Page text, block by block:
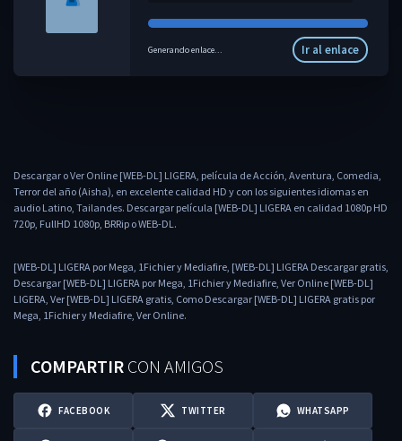
Generando enlace... Ir al enlace
Descargar o Ver Online [WEB-DL] LIGERA, película de Acción, Aventura, Comedia,
Terror del año (Aisha), en excelente calidad HD y con los siguientes idiomas en
audio Latino, Tailandes. Descargar película [WEB-DL] LIGERA en calidad 1080p HD
720p, FullHD 1080p, BRRip o WEB-DL.
[WEB-DL] LIGERA por Mega, 1Fichier y Mediafire, [WEB-DL] LIGERA Descargar gratis,
Descargar [WEB-DL] LIGERA por Mega, 1Fichier y Mediafire, Ver Online [WEB-DL]
LIGERA, Ver [WEB-DL] LIGERA gratis, Como Descargar [WEB-DL] LIGERA gratis por
Mega, 1Fichier y Mediafire, Ver Online.
COMPARTIR CON AMIGOS
FACEBOOK TWITTER WHATSAPP